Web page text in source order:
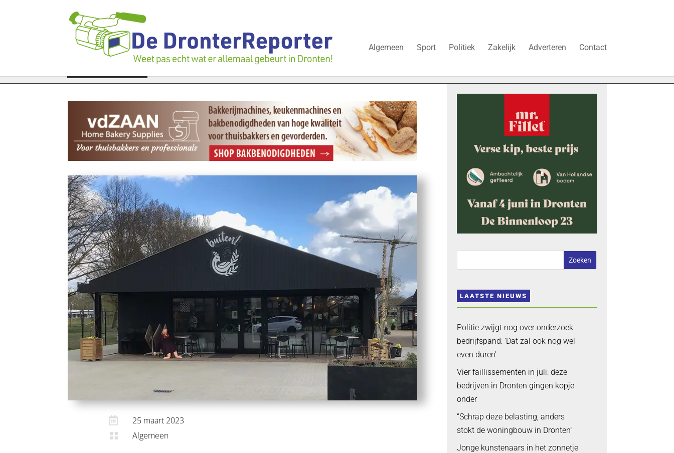
Algemeen Sport Politiek Zakelijk Adverteren Contact
 25 maart 2023
 Algemeen
LAATSTE NIEUWS
Politie zwijgt nog over onderzoek
bedrijfspand: ‘Dat zal ook nog wel
even duren’
Vier faillissementen in juli: deze
bedrijven in Dronten gingen kopje
onder
“Schrap deze belasting, anders
stokt de woningbouw in Dronten”
Jonge kunstenaars in het zonnetje